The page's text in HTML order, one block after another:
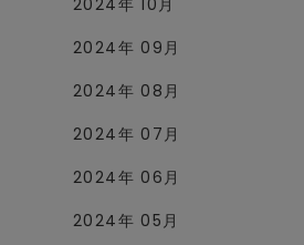
2024年 10月
2024年 09月
2024年 08月
2024年 07月
2024年 06月
2024年 05月